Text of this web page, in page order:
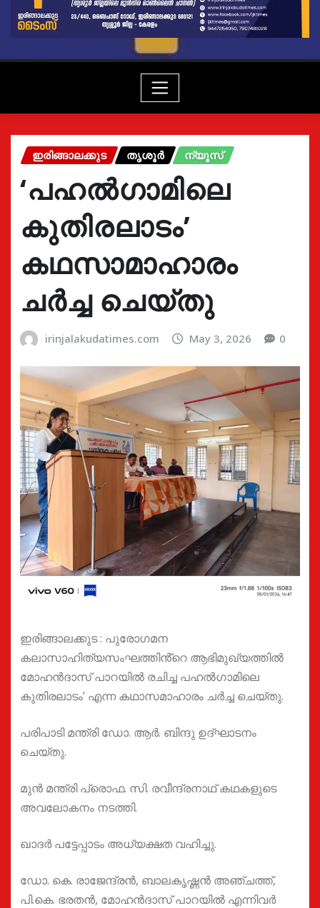
ഇരിങ്ങാലക്കുട തൃശൂർ ന്യൂസ്
‘പഹൽഗാമിലെ
കുതിരലാടം’
കഥസാമാഹാരം
ചർച്ച ചെയ്തു
irinjalakudatimes.com May 3, 2026 0
ഇരിങ്ങാലക്കുട : പുരോഗമന
കലാസാഹിത്യസംഘത്തിൻ്റെ ആഭിമുഖ്യത്തിൽ
മോഹൻദാസ് പാറയിൽ രചിച്ച പഹൽഗാമിലെ
കുതിരലാടം’ എന്ന കഥാസമാഹാരം ചർച്ച ചെയ്തു.
പരിപാടി മന്ത്രി ഡോ. ആർ. ബിന്ദു ഉദ്ഘാടനം
ചെയ്തു.
മുൻ മന്ത്രി പ്രൊഫ. സി. രവീന്ദ്രനാഥ് കഥകളുടെ
അവലോകനം നടത്തി.
ഖാദർ പട്ടേപ്പാടം അധ്യക്ഷത വഹിച്ചു.
ഡോ. കെ. രാജേന്ദ്രൻ, ബാലകൃഷ്ണൻ അഞ്ചത്ത്,
പി.കെ. ഭരതൻ, മോഹൻദാസ് പാറയിൽ എന്നിവർ